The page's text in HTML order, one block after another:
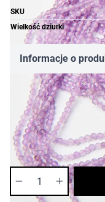
SKU
Wielkość dziurki
Informacje o
26,78 zł
Cena za sznur
Długość sznura: 39cm